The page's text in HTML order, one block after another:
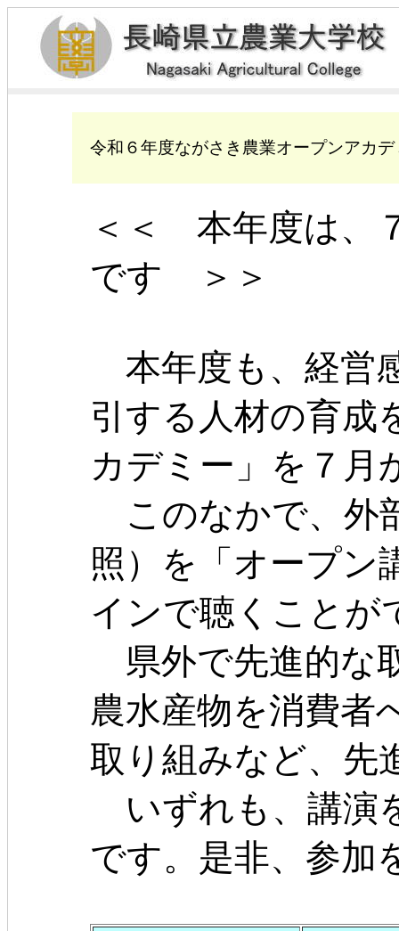
令和６年度ながさき農業オープンアカ
＜＜ 本年度は、
です ＞＞
本年度も、経営
引する人材の育成
カデミー」を７月
このなかで、外
照）を「オープン
インで聴くことが
県外で先進的な
農水産物を消費者
取り組みなど、先
いずれも、講演
です。是非、参加